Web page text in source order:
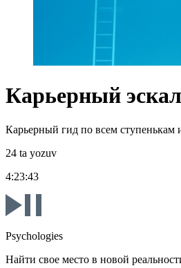
Карьерный
Карьерный гид по всем ступенькам
24 ta yozuv
4:23:43
Psychologies
Найти свое место в новой